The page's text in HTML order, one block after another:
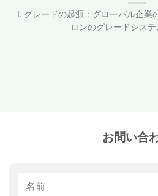
I. グレードの起源：グローバル企業
ロンのグレードシス
お問い合